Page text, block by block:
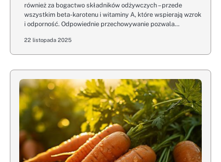
również za bogactwo składników odżywczych – przede
wszystkim beta-karotenu i witaminy A, które wspierają wzrok
i odporność. Odpowiednie przechowywanie pozwala…
22 listopada 2025